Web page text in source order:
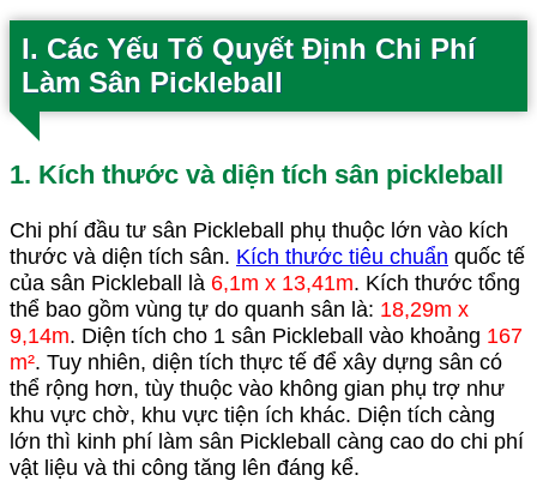
I. Các Yếu Tố Quyết Định Chi Phí
Làm Sân Pickleball
1. Kích thước và diện tích sân pickleball
Chi phí đầu tư sân Pickleball phụ thuộc lớn vào kích
thước và diện tích sân. Kích thước tiêu chuẩn quốc tế
của sân Pickleball là 6,1m x 13,41m. Kích thước tổng
thể bao gồm vùng tự do quanh sân là: 18,29m x
9,14m. Diện tích cho 1 sân Pickleball vào khoảng 167
m². Tuy nhiên, diện tích thực tế để xây dựng sân có
thể rộng hơn, tùy thuộc vào không gian phụ trợ như
khu vực chờ, khu vực tiện ích khác. Diện tích càng
lớn thì kinh phí làm sân Pickleball càng cao do chi phí
vật liệu và thi công tăng lên đáng kể.